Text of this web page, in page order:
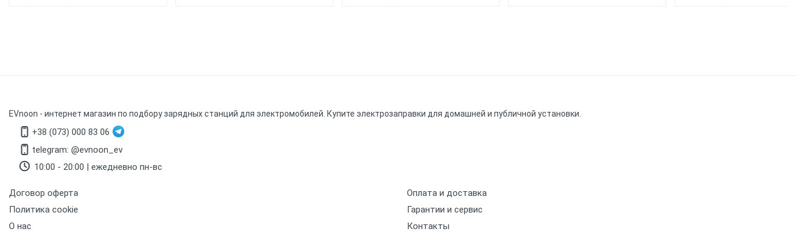
EVnoon - интернет магазин по подбору зарядных станций для электромобилей. Купите электрозаправки для домашней и публичной установки.
+38 (073) 000 83 06
telegram: @evnoon_ev
10:00 - 20:00 | ежедневно пн-вс
Договор оферта
Оплата и доставка
Политика cookie
Гарантии и сервис
О нас
Контакты